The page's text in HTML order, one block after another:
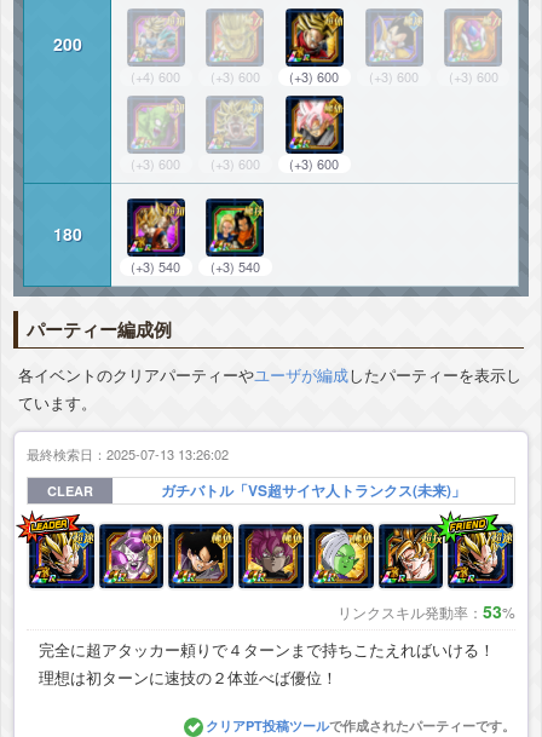
200
(+4) 600 (+3) 600 (+3) 600 (+3) 600 (+3) 600
(+3) 600 (+3) 600 (+3) 600
180
(+3) 540 (+3) 540
パーティー編成例
各イベントのクリアパーティーやユーザが編成したパーティーを表示し
ています。
最終検索日：2025-07-13 13:26:02
CLEAR ガチバトル「VS超サイヤ人トランクス(未来)」
リンクスキル発動率： 53%
完全に超アタッカー頼りで４ターンまで持ちこたえればいける！
理想は初ターンに速技の２体並べば優位！
クリアPT投稿ツールで作成されたパーティーです。